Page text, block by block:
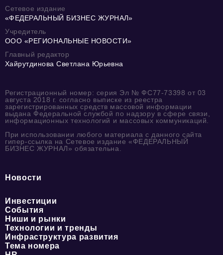
Сетевое издание
«ФЕДЕРАЛЬНЫЙ БИЗНЕС ЖУРНАЛ»
Учредитель
ООО «РЕГИОНАЛЬНЫЕ НОВОСТИ»
Главный редактор
Хайрутдинова Светлана Юрьевна
Регистрационный номер: серия Эл № ФС77-73398 от 03
августа 2018 г. согласно выписке из реестра
зарегистрированных средств массовой информации
выдана Федеральной службой по надзору в сфере связи,
информационных технологий и массовых коммуникаций.
При использовании любого материала с данного сайта
гипер-ссылка на Сетевое издание «ФЕДЕРАЛЬНЫЙ
БИЗНЕС ЖУРНАЛ» обязательна.
Новости
Инвестиции
События
Ниши и рынки
Технологии и тренды
Инфраструктура развития
Тема номера